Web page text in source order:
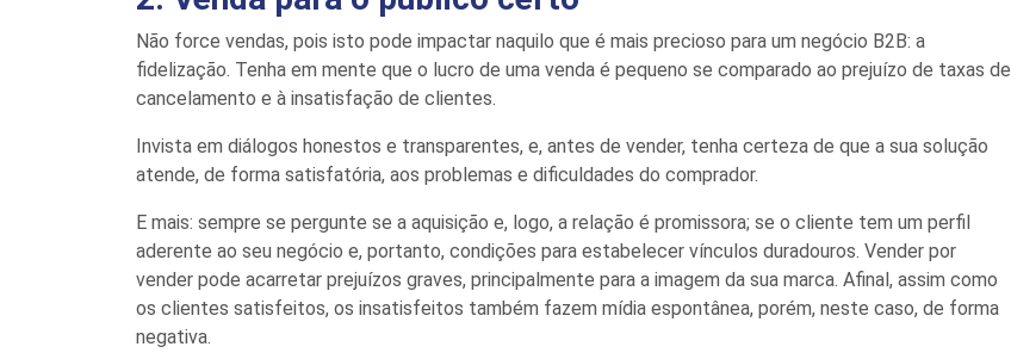
Não force vendas, pois isto pode impactar naquilo que é mais precioso para um negócio B2B: a
fidelização. Tenha em mente que o lucro de uma venda é pequeno se comparado ao prejuízo de taxas de
cancelamento e à insatisfação de clientes.
Invista em diálogos honestos e transparentes, e, antes de vender, tenha certeza de que a sua solução
atende, de forma satisfatória, aos problemas e dificuldades do comprador.
E mais: sempre se pergunte se a aquisição e, logo, a relação é promissora; se o cliente tem um perfil
aderente ao seu negócio e, portanto, condições para estabelecer vínculos duradouros. Vender por
vender pode acarretar prejuízos graves, principalmente para a imagem da sua marca. Afinal, assim como
os clientes satisfeitos, os insatisfeitos também fazem mídia espontânea, porém, neste caso, de forma
negativa.